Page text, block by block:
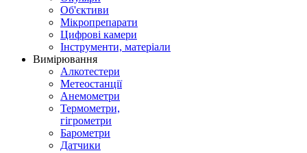
Об'єктиви
Мікропрепарати
Цифрові камери
Інструменти, матеріали
Вимірювання
Алкотестери
Метеостанції
Анемометри
Термометри,
гігрометри
Барометри
Датчики